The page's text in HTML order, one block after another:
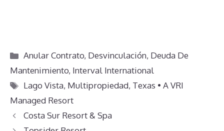
Categorías
Anular Contrato, Desvinculación, Deuda De
Mantenimiento, Interval International
Etiquetas
Lago Vista, Multipropiedad, Texas • A VRI
Managed Resort
Costa Sur Resort & Spa